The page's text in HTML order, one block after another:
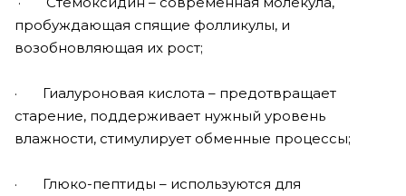
пробуждающая спящие фолликулы, и
возобновляющая их рост;
· Гиалуроновая кислота – предотвращает
старение, поддерживает нужный уровень
влажности, стимулирует обменные процессы;
· Глюко-пептиды – используются для